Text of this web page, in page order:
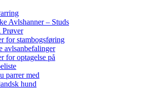
Avlshanner – Studs
for stambogsføring
avlsanbefalinger
for optagelse på
parrer med
hund